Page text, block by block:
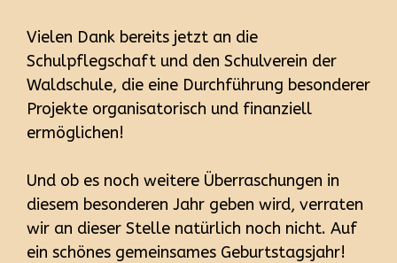
Vielen Dank bereits jetzt an die
Schulpflegschaft und den Schulverein der
Waldschule, die eine Durchführung besonderer
Projekte organisatorisch und finanziell
ermöglichen!
Und ob es noch weitere Überraschungen in
diesem besonderen Jahr geben wird, verraten
wir an dieser Stelle natürlich noch nicht. Auf
ein schönes gemeinsames Geburtstagsjahr!